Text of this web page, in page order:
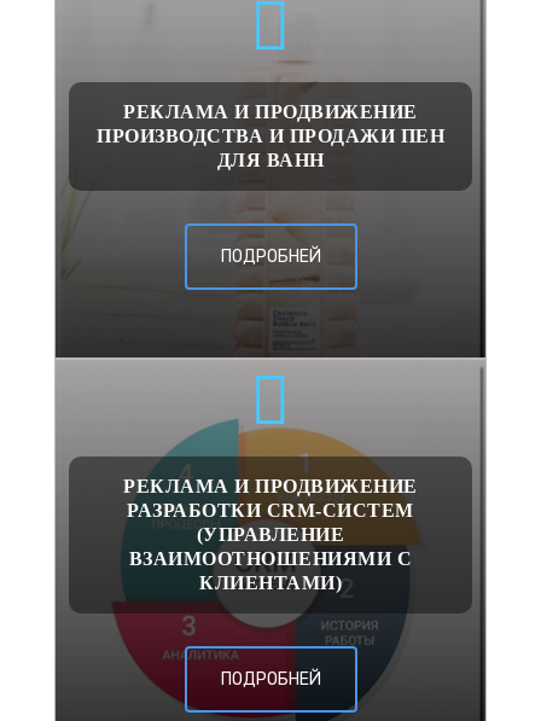
РЕКЛАМА И ПРОДВИЖЕНИЕ
ПРОИЗВОДСТВА И ПРОДАЖИ ПЕН
ДЛЯ ВАНН
ПОДРОБНЕЙ
РЕКЛАМА И ПРОДВИЖЕНИЕ
РАЗРАБОТКИ CRM-СИСТЕМ
(УПРАВЛЕНИЕ
ВЗАИМООТНОШЕНИЯМИ С
КЛИЕНТАМИ)
ПОДРОБНЕЙ